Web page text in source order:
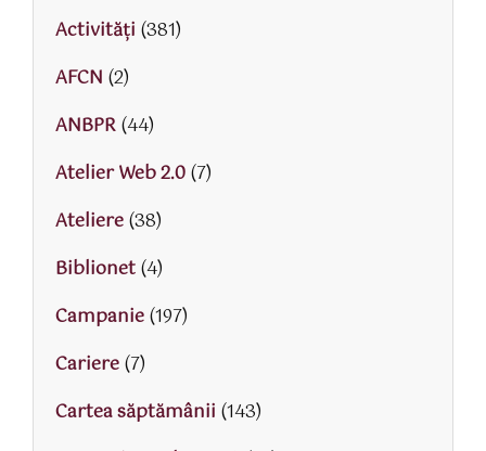
Activităţi (381)
AFCN (2)
ANBPR(44)
Atelier Web 2.0(7)
Ateliere(38)
Biblionet(4)
Campanie(197)
Cariere(7)
Cartea săptămânii (143)